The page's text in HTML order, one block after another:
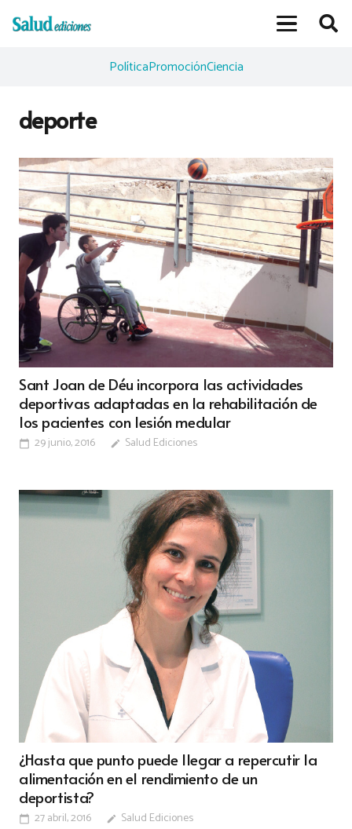
PolíticaPromociónCiencia
deporte
Sant Joan de Déu incorpora las actividades
deportivas adaptadas en la rehabilitación de
los pacientes con lesión medular
calendar_today 29 junio, 2016 edit Salud Ediciones
¿Hasta que punto puede llegar a repercutir la
alimentación en el rendimiento de un
deportista?
calendar_today 27 abril, 2016 edit Salud Ediciones